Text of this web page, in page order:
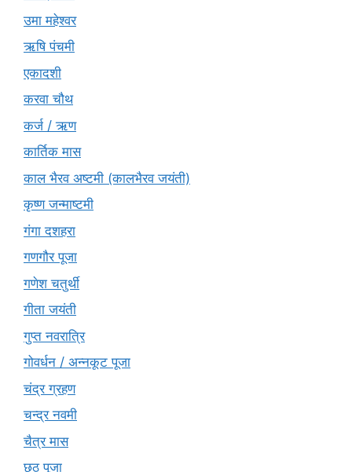
उमा महेश्वर
ऋषि पंचमी
एकादशी
करवा चौथ
कर्ज / ऋण
कार्तिक मास
काल भैरव अष्टमी (कालभैरव जयंती)
कृष्ण जन्माष्टमी
गंगा दशहरा
गणगौर पूजा
गणेश चतुर्थी
गीता जयंती
गुप्त नवरात्रि
गोवर्धन / अन्नकूट पूजा
चंद्र ग्रहण
चन्द्र नवमी
चैत्र मास
छठ पूजा